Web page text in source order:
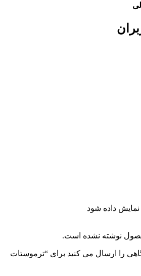
داده شود
نوشته نشده است.
را ارسال می کنید برای “ترموستات